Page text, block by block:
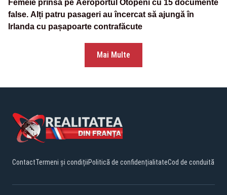
Femeie prinsă pe Aeroportul Otopeni cu 15 documente
false. Alți patru pasageri au încercat să ajungă în
Irlanda cu pașapoarte contrafăcute
Mai Multe
ContactTermeni și condițiiPolitică de confidențialitateCod de conduită